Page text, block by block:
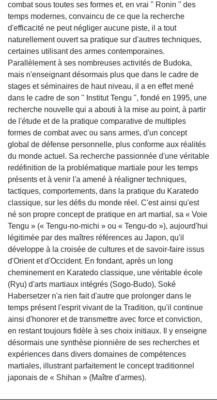
combat sous toutes ses formes et, en vrai " Ronin " des
temps modernes, convaincu de ce que la recherche
d'efficacité ne peut négliger aucune piste, il a tout
naturellement ouvert sa pratique sur d'autres techniques,
certaines utilisant des armes contemporaines.
Parallèlement à ses nombreuses activités de Budoka,
mais n'enseignant désormais plus que dans le cadre de
stages et séminaires de haut niveau, il a en effet mené
dans le cadre de son " Institut Tengu ", fondé en 1995, une
recherche nouvelle qui a abouti à la mise au point, à partir
de l'étude et de la pratique comparative de multiples
formes de combat avec ou sans armes, d'un concept
global de défense personnelle, plus conforme aux réalités
du monde actuel. Sa recherche passionnée d'une véritable
redéfinition de la problématique martiale pour les temps
présents et à venir l'a amené à réaligner techniques,
tactiques, comportements, dans la pratique du Karatedo
classique, sur les défis du monde réel. C'est ainsi qu'est
né son propre concept de pratique en art martial, sa « Voie
Tengu » (« Tengu-no-michi » ou « Tengu-do »), aujourd'hui
légitimée par des maîtres références au Japon, qu'il
développe à la croisée de cultures et de savoir-faire issus
d'Orient et d'Occident. En fondant, après un long
cheminement en Karatedo classique, une véritable école
(Ryu) d'arts martiaux intégrés (Sogo-Budo), Soké
Habersetzer n'a rien fait d'autre que prolonger dans le
temps présent l'esprit vivant de la Tradition, qu'il continue
ainsi d'honorer et de transmettre avec force et conviction,
en restant toujours fidèle à ses choix initiaux. Il y enseigne
désormais une synthèse pionnière de ses recherches et
expériences dans divers domaines de compétences
martiales, illustrant parfaitement le concept traditionnel
japonais de « Shihan » (Maître d'armes).